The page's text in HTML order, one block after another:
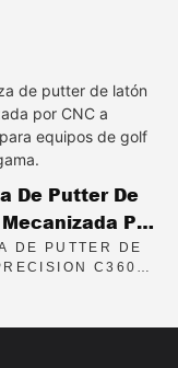
De Putter De
Por
Medida Para
De Golf De
DE PUTTER DE
C3604
DE